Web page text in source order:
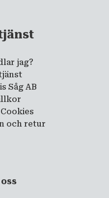
jag?
Såg AB
och retur